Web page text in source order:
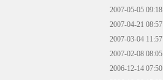
2007-05-05 09:18
2007-04-21 08:57
2007-03-04 11:57
2007-02-08 08:05
2006-12-14 07:50